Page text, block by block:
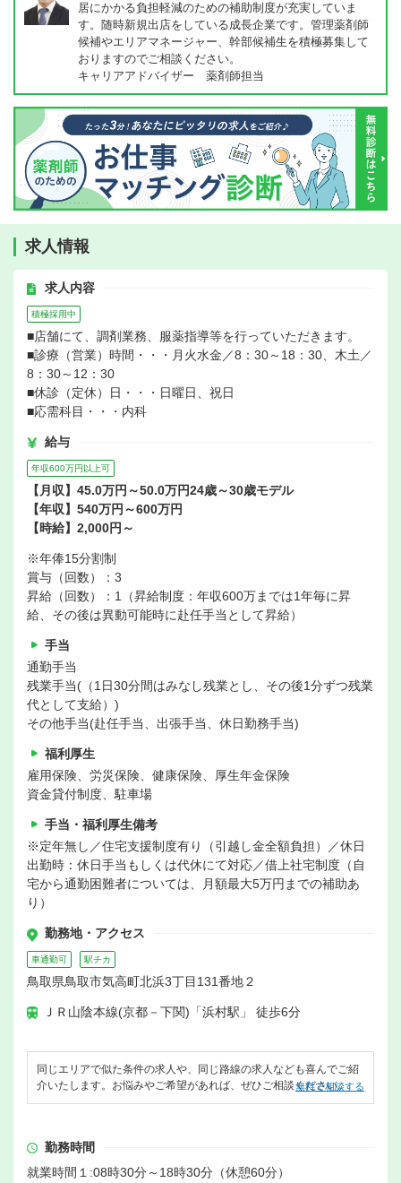
居にかかる負担軽減のための補助制度が充実していま
す。随時新規出店をしている成長企業です。管理薬剤師
候補やエリアマネージャー、幹部候補生を積極募集して
おりますのでご相談ください。
キャリアアドバイザー 薬剤師担当
求人情報
求人内容
積極採用中
■店舗にて、調剤業務、服薬指導等を行っていただきます。
■診療（営業）時間・・・月火水金／8：30～18：30、木土／
8：30～12：30
■休診（定休）日・・・日曜日、祝日
■応需科目・・・内科
給与
年収600万円以上可
【月収】45.0万円～50.0万円24歳～30歳モデル
【年収】540万円～600万円
【時給】2,000円～
※年俸15分割制
賞与（回数）：3
昇給（回数）：1（昇給制度：年収600万までは1年毎に昇
給、その後は異動可能時に赴任手当として昇給）
手当
通勤手当
残業手当(（1日30分間はみなし残業とし、その後1分ずつ残業
代として支給）)
その他手当(赴任手当、出張手当、休日勤務手当)
福利厚生
雇用保険、労災保険、健康保険、厚生年金保険
資金貸付制度、駐車場
手当・福利厚生備考
※定年無し／住宅支援制度有り（引越し金全額負担）／休日
出勤時：休日手当もしくは代休にて対応／借上社宅制度（自
宅から通勤困難者については、月額最大5万円までの補助あ
り）
勤務地・アクセス
車通勤可 駅チカ
鳥取県鳥取市気高町北浜3丁目131番地２
ＪＲ山陰本線(京都－下関)「浜村駅」 徒歩6分
同じエリアで似た条件の求人や、同じ路線の求人なども喜んでご紹
介いたします。お悩みやご希望があれば、ぜひご相談ください。
無料で相談する
勤務時間
就業時間１:08時30分～18時30分（休憩60分）